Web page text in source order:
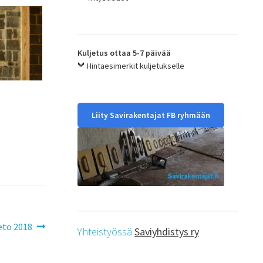
2018
Kuljetus ottaa 5-7 päivää
Hintaesimerkit kuljetukselle
Liity Savirakentajat FB ryhmään
YhteistyössäSaviyhdistys ry